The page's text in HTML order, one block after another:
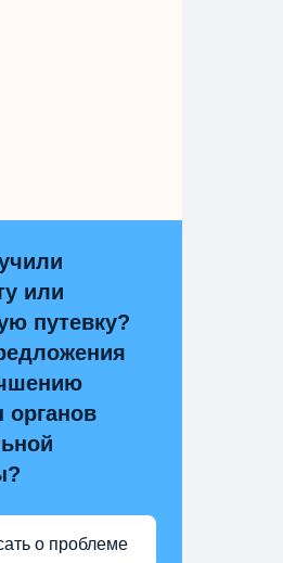
или
путевку?
органов
о проблеме